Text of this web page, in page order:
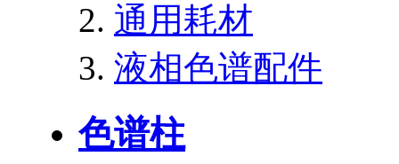
通用耗材
液相色谱配件
色谱柱